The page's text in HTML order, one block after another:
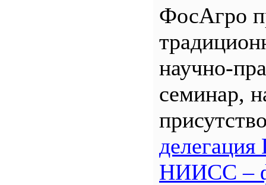
ФосАгро
научно-
семинар,
НИИСС –